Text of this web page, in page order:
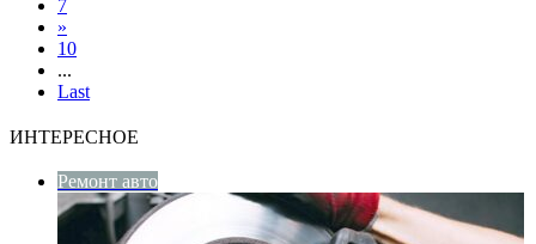
7
»
10
...
Last
ИНТЕРЕСНОЕ
Ремонт авто